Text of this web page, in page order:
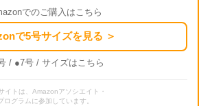
でのご購入はこちら
で5号サイズを見る ＞
/ ●7号/ サイズはこちら
イトは、Amazonアソシエイト・
ログラムに参加しています。